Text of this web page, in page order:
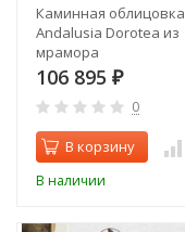
Каминная облицовка
Andalusia Dorotea из
мрамора
106 895 ₽
0
В корзину
В наличии